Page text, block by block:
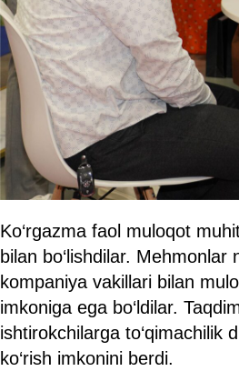
Ko‘rgazma faol muloqot
bilan bo‘lishdilar. Mehmonlar
kompaniya vakillari bilan
imkoniga ega bo‘ldilar.
ishtirokchilarga to‘qimachilik
ko‘rish imkonini berdi.